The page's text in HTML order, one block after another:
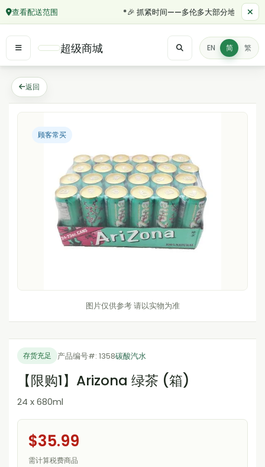
查看配送范围 *🎉 抓紧时间——多伦多大部分地区订单
超级商城 EN 简 繁
返回
顾客常买
图片仅供参考 请以实物为准
存货充足 产品编号#: 1358碳酸汽水
【限购1】Arizona 绿茶 (箱)
24 x 680ml
$35.99
需计算税费商品